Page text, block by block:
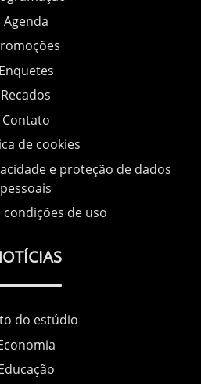
Agenda
Enquetes
Recados
Contato
de cookies
e proteção de dados
pessoais
condições de uso
do estúdio